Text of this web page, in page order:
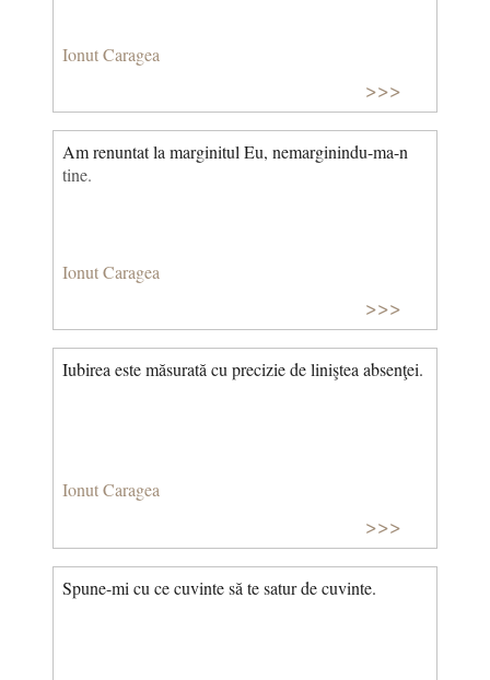
Ionut Caragea
>>>
Am renuntat la marginitul Eu, nemarginindu-ma-n
tine.
Ionut Caragea
>>>
Iubirea este măsurată cu precizie de liniştea absenţei.
Ionut Caragea
>>>
Spune-mi cu ce cuvinte să te satur de cuvinte.